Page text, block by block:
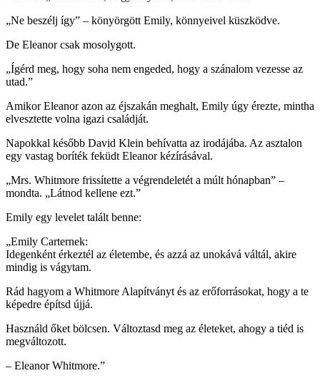
„Ne beszélj így” – könyörgött Emily, könnyeivel küszködve.
De Eleanor csak mosolygott.
„Ígérd meg, hogy soha nem engeded, hogy a szánalom vezesse az
utad.”
Amikor Eleanor azon az éjszakán meghalt, Emily úgy érezte, mintha
elvesztette volna igazi családját.
Napokkal később David Klein behívatta az irodájába. Az asztalon
egy vastag boríték feküdt Eleanor kézírásával.
„Mrs. Whitmore frissítette a végrendeletét a múlt hónapban” –
mondta. „Látnod kellene ezt.”
Emily egy levelet talált benne:
„Emily Carternek:
Idegenként érkeztél az életembe, és azzá az unokává váltál, akire
mindig is vágytam.
Rád hagyom a Whitmore Alapítványt és az erőforrásokat, hogy a te
képedre építsd újjá.
Használd őket bölcsen. Változtasd meg az életeket, ahogy a tiéd is
megváltozott.
– Eleanor Whitmore.”